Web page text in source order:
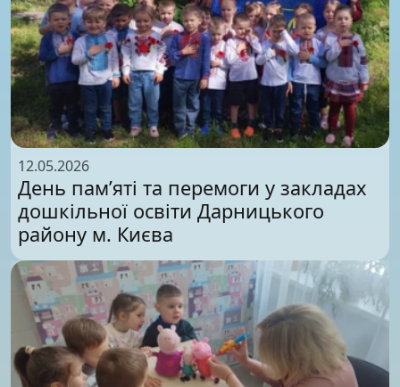
12.05.2026
День пам’яті та перемоги у закладах
дошкільної освіти Дарницького
району м. Києва